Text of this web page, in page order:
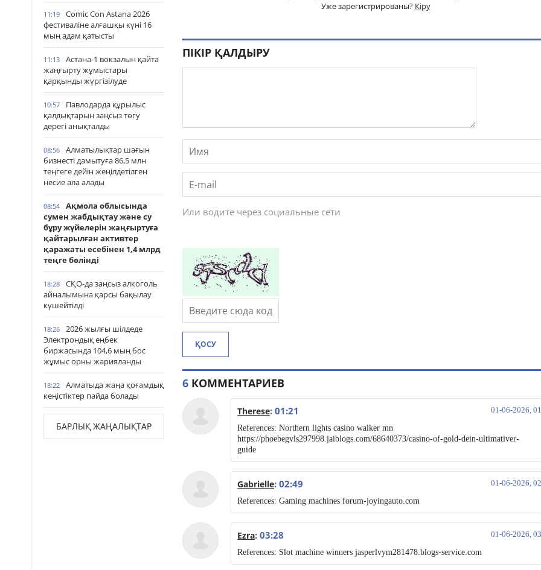
11:19
Comic Con Astana 2026
фестиваліне алғашқы күні 16
мың адам қатысты
11:13
Астана-1 вокзалын қайта
жаңғырту жұмыстары
қарқынды жүргізілуде
10:57
Павлодарда құрылыс
қалдықтарын заңсыз төгу
дерегі анықталды
08:56
Алматылықтар шағын
бизнесті дамытуға 86,5 млн
теңгеге дейін жеңілдетілген
несие ала алады
08:54
Ақмола облысында
сумен жабдықтау және су
бұру жүйелерін жаңғыртуға
қайтарылған активтер
қаражаты есебінен 1,4 млрд
теңге бөлінді
18:28
СҚО-да заңсыз алкоголь
айналымына қарсы бақылау
күшейтілді
18:26
2026 жылғы шілдеде
Электрондық еңбек
биржасында 104,6 мың бос
жұмыс орны жарияланды
18:22
Алматыда жаңа қоғамдық
кеңістіктер пайда болады
БАРЛЫҚ ЖАҢАЛЫҚТАР
Уже зарегистрированы? Кіру
ПІКІР ҚАЛДЫРУ
Или водите через социальные сети
ҚОСУ
6 КОММЕНТАРИЕВ
Therese 01-06-2026,
: 01:21
References: Northern lights casino walker mn
https://phoebegvls297998.jaiblogs.com/68640373/casino-of-gold-dein-ultimativer-
guide
Gabrielle 01-06-2026,
: 02:49
References: Gaming machines forum-joyingauto.com
Ezra 01-06-2026,
: 03:28
References: Slot machine winners jasperlvym281478.blogs-service.com